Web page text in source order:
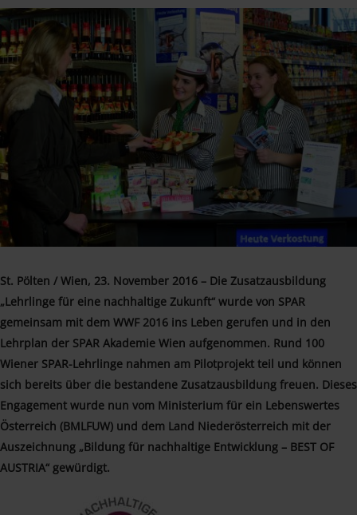
St. Pölten / Wien, 23. November 2016 – Die Zusatzausbildung
„Lehrlinge für eine nachhaltige Zukunft“ wurde von SPAR
gemeinsam mit dem WWF 2016 ins Leben gerufen und in den
Lehrplan der SPAR Akademie Wien aufgenommen. Rund 100
Wiener SPAR-Lehrlinge nahmen am Pilotprojekt teil und können
sich bereits über die bestandene Zusatzausbildung freuen. Dieses
Engagement wurde nun vom Ministerium für ein Lebenswertes
Österreich (BMLFUW) und dem Land Niederösterreich mit der
Auszeichnung „Bildung für nachhaltige Entwicklung – BEST OF
AUSTRIA“ gewürdigt.